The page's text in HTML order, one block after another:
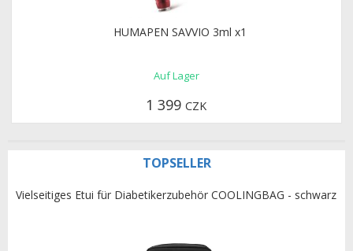
HUMAPEN SAVVIO 3ml x1
Auf Lager
1 399CZK
TOPSELLER
Vielseitiges Etui für Diabetikerzubehör COOLINGBAG - schwarz